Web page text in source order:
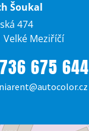
Šoukal
474
Velké Meziříčí
736 675 644